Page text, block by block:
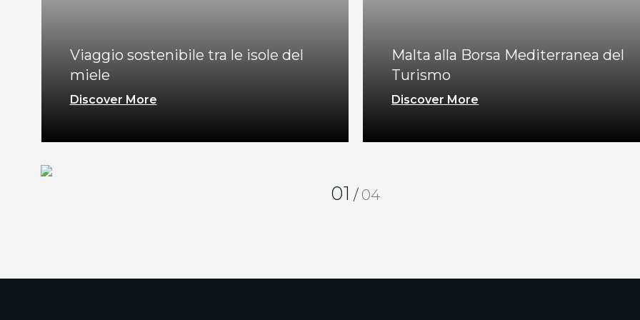
Viaggio sostenibile tra le isole del
miele
Discover More
Malta alla Borsa Mediterranea del
Turismo
Discover More
01 / 04